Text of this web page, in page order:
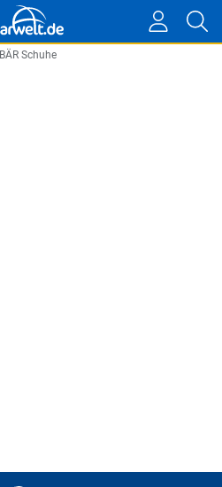
BÄR Schuhe